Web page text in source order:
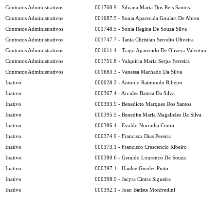
Contratos Administrativos
001760.9 - Silvana Maria Dos Reis Santos
Contratos Administrativos
001687.5 - Sonia Aparecida Goulart De Abreu
Contratos Administrativos
001748.5 - Sonia Regina De Souza Silva
Contratos Administrativos
001747.7 - Tania Christian Serodio Oliveira
Contratos Administrativos
001611.4 - Tiago Aparecido De Olivera Valentim
Contratos Administrativos
001751.8 - Valquiria Maria Serpa Ferreira
Contratos Administrativos
001683.3 - Vanessa Machado Da Silva
Inativo
000028.2 - Antonio Raimundo Ribeiro
Inativo
000367.4 - Arcides Batista Da Silva
Inativo
000393.9 - Benedicto Marques Dos Santos
Inativo
000395.5 - Benedita Maria Magalhães Da Silva
Inativo
000386.4 - Evaldo Noronha Cintra
Inativo
000374.9 - Francisca Dias Pereira
Inativo
000373.1 - Francisco Crescencio Ribeiro
Inativo
000380.6 - Geraldo Lourenco De Souza
Inativo
000397.1 - Haidee Guedes Pinto
Inativo
000398.9 - Jacyra Cintra Siqueira
Inativo
000392.1 - Joao Batista Monfredini